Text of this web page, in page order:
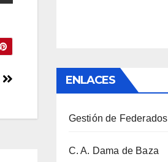
ENLACES
Gestión de Federados
C. A. Dama de Baza